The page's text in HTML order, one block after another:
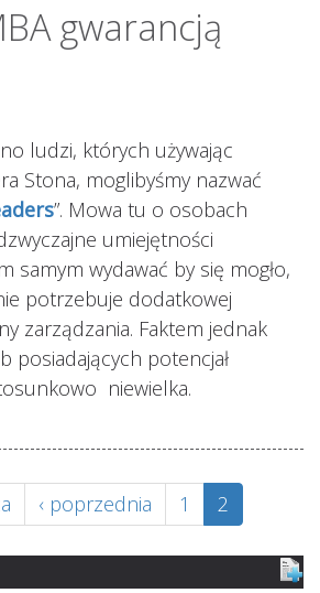
gwarancją
ludzi, których używając
Stona, moglibyśmy nazwać
”. Mowa tu o osobach
umiejętności
samym wydawać by się mogło,
potrzebuje dodatkowej
zarządzania. Faktem jednak
posiadających potencjał
niewielka.
‹ poprzednia 1 2